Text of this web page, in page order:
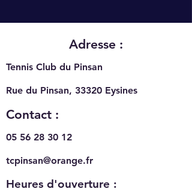
Adresse :
Tennis Club du Pinsan
Rue du Pinsan, 33320 Eysines
Contact :
05 56 28 30 12
tcpinsan@orange.fr
Heures d'ouverture :